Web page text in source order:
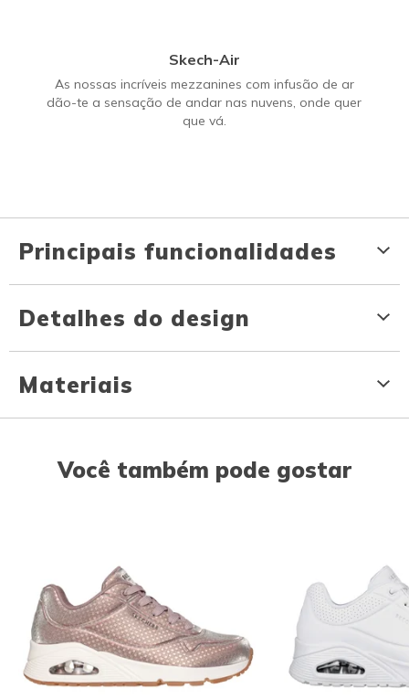
Skech-Air
As nossas incríveis mezzanines com infusão de ar
dão-te a sensação de andar nas nuvens, onde quer
que vá.
Principais funcionalidades
Detalhes do design
Materiais
Você também pode gostar